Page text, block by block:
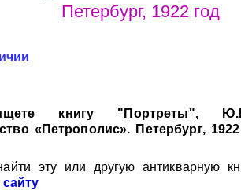
Петербург, 1922 год
книгу "Портреты",
«Петрополис». Петербург,
эту или другую антикварную